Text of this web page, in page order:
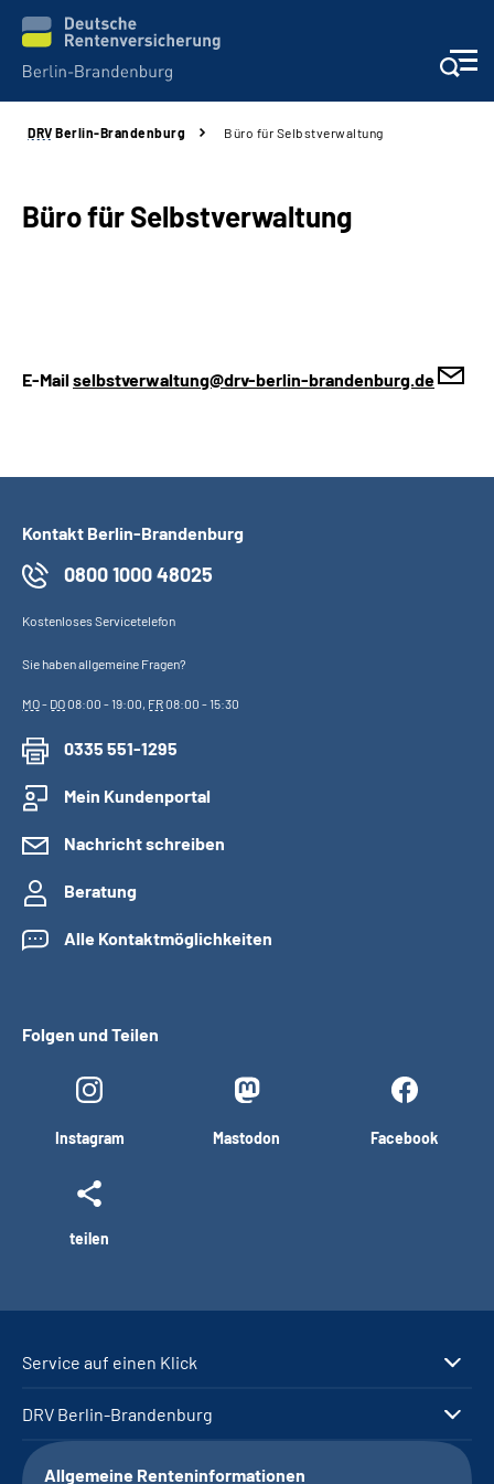
Aktuelles
Services
Über uns
Leichte Sprache
Suche
DRV Berlin-Brandenburg Büro für Selbstverwaltung
Büro für Selbstverwaltung
E-Mailselbstverwaltung@drv-berlin-brandenburg.de
Kontakt Berlin-Brandenburg
0800 1000 48025
Kostenloses Servicetelefon
Sie haben allgemeine Fragen?
MO- DO08:00 - 19:00, FR08:00 - 15:30
0335 551-1295
Mein Kundenportal
Nachricht schreiben
Beratung
Alle Kontaktmöglichkeiten
Folgen und Teilen
Instagram Mastodon Facebook
teilen
Service auf einen Klick
DRV Berlin-Brandenburg
Allgemeine Renteninformationen